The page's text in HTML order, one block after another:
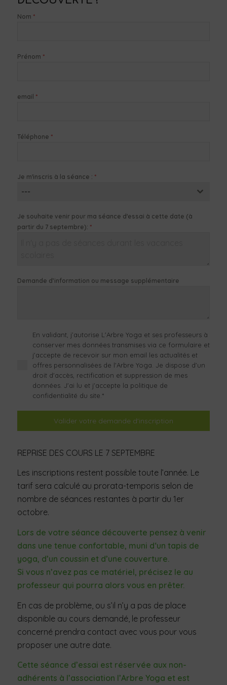
Nom *
Prénom *
email *
Téléphone *
Je m'inscris à la séance : *
---
Je souhaite venir pour ma séance d'essai à cette date (à
partir du 7 septembre): *
Demande d’information ou message supplémentaire
En validant, j’autorise L'Arbre Yoga et ses professeurs à
conserver mes données transmises via ce formulaire et
j'accepte de recevoir sur mon email les actualités et
offres personnalisées de l'Arbre Yoga. Je dispose d'un
droit d'accès, rectification et suppression de mes
données. J'ai lu et j'accepte la politique de
confidentialité du site.*
Valider votre demande d'inscription
REPRISE DES COURS LE 7 SEPTEMBRE
Les inscriptions restent possible toute l’année. Le
tarif sera calculé au prorata-temporis selon de
nombre de séances restantes à partir du 1er
octobre.
Lors de votre séance découverte pensez à venir
dans une tenue confortable, muni d‘un tapis de
yoga, d’un coussin et d’une couverture.
Si vous n’avez pas ce matériel, précisez le au
professeur qui pourra alors vous en prêter.
En cas de problème, ou s’il n’y a pas de place
disponible au cours demandé, le professeur
concerné prendra contact avec vous pour vous
proposer une autre date.
Cette séance d’essai est réservée aux non-
adhérents à l’association l’Arbre Yoga et est